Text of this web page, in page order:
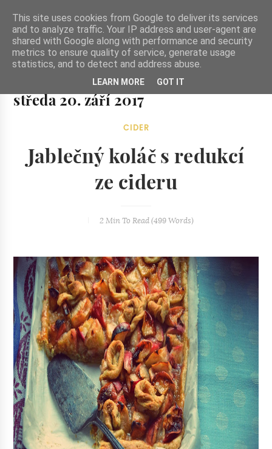
Ze zahrady do kuchyně
Ze zahrady do kuchyně...inspirativní vegetariánské recepty
a skvělé jídlo.
středa 20. září 2017
CIDER
Jablečný koláč s redukcí
ze cideru
2 MinTo Read (499Words)
This site uses cookies from Google to deliver its services
and to analyze traffic. Your IP address and user-agent are
shared with Google along with performance and security
metrics to ensure quality of service, generate usage
statistics, and to detect and address abuse.
LEARN MORE GOT IT